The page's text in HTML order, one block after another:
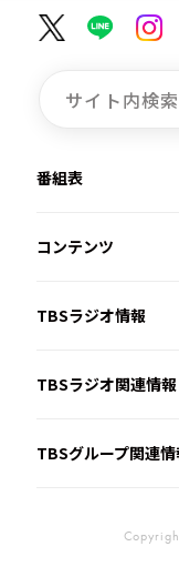
番組表
コンテンツ
TBSラジオ情報
TBSラジオ関連情報
TBSグループ関連